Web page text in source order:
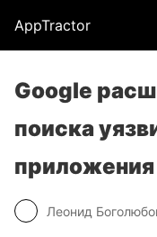
AppTractor
Google
поиска
приложения
Леонид